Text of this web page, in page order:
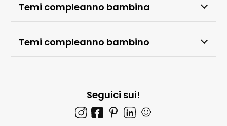
Temi compleanno bambina
Temi compleanno bambino
Seguici sui!
🙂